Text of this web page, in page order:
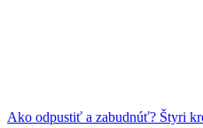
Ako odpustiť a zabudnúť? Štyri